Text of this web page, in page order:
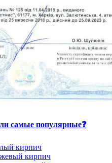
самые популярные❓
кирпич
кирпич